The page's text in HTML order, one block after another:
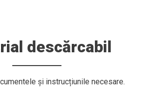
descărcabil
și instrucțiunile necesare.